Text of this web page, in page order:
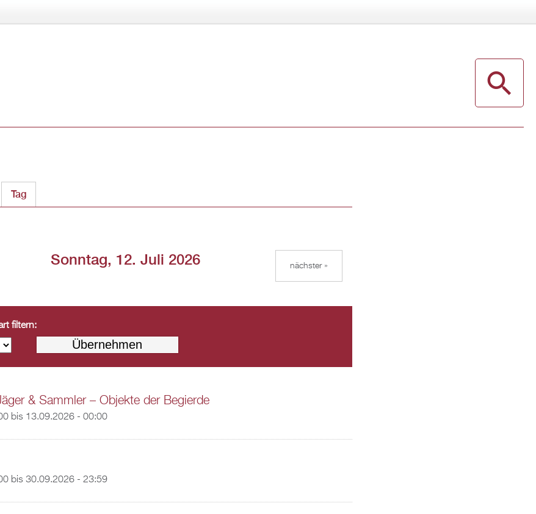
Tag(aktiver Reiter)
Sonntag, 12. Juli 2026 nächster »
filtern:
& Sammler – Objekte der Begierde
bis 13.09.2026 - 00:00
bis 30.09.2026 - 23:59